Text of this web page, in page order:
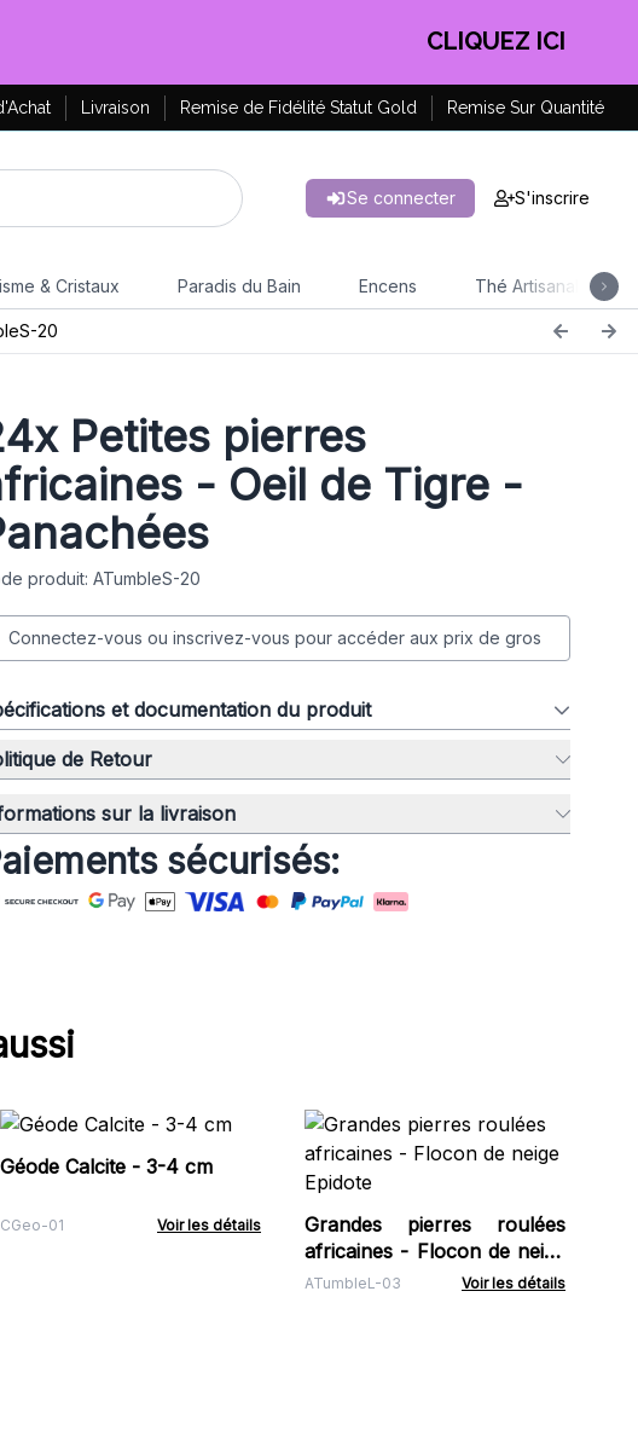
EN PROFITER !
Livraison Remise de Fidélité Statut Gold Remise Sur Quantité
Se connecter S'inscrire
& Cristaux Paradis du Bain Encens Thé Artisanal
20
Petites pierres
- Oeil de Tigre -
produit: ATumbleS-20
Connectez-vous ou inscrivez-vous pour accéder aux prix de gros
et documentation du produit
de Retour
sur la livraison
sécurisés:
Géode Calcite - 3-4 cm
CGeo-01 Voir les détails
Grandes pierres roulées
africaines - Flocon de neige
Epidote
ATumbleL-03 Voir les détails